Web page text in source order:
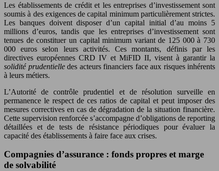
Les établissements de crédit et les entreprises d’investissement sont
soumis à des exigences de capital minimum particulièrement strictes.
Les banques doivent disposer d’un capital initial d’au moins 5
millions d’euros, tandis que les entreprises d’investissement sont
tenues de constituer un capital minimum variant de 125 000 à 730
000 euros selon leurs activités. Ces montants, définis par les
directives européennes CRD IV et MiFID II, visent à garantir la
solidité prudentielle des acteurs financiers face aux risques inhérents
à leurs métiers.
L’Autorité de contrôle prudentiel et de résolution surveille en
permanence le respect de ces ratios de capital et peut imposer des
mesures correctives en cas de dégradation de la situation financière.
Cette supervision renforcée s’accompagne d’obligations de reporting
détaillées et de tests de résistance périodiques pour évaluer la
capacité des établissements à faire face aux crises.
Compagnies d’assurance : fonds propres et marge
de solvabilité